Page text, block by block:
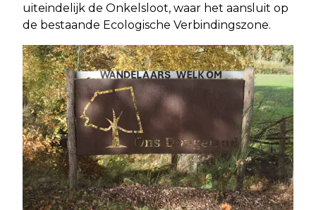
uiteindelijk de Onkelsloot, waar het aansluit op
de bestaande Ecologische Verbindingszone.